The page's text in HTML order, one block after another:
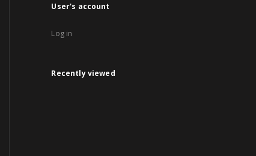
User's account
Log in
Recently viewed